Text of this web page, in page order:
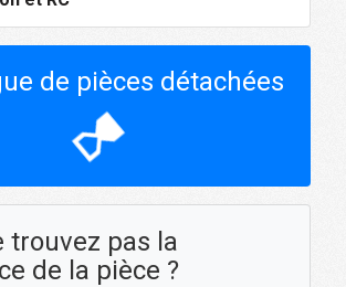
de pièces détachées
hourglass_top
trouvez pas la
de la pièce ?